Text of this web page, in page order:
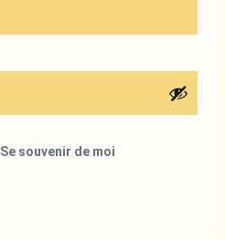
Se souvenir de moi